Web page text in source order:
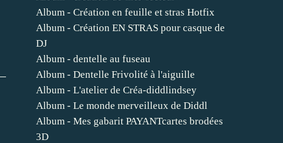
Album - Création en feuille et stras Hotfix
Album - Création EN STRAS pour casque de
DJ
Album - dentelle au fuseau
Album - Dentelle Frivolité à l'aiguille
Album - L'atelier de Créa-diddlindsey
Album - Le monde merveilleux de Diddl
Album - Mes gabarit PAYANTcartes brodées
3D